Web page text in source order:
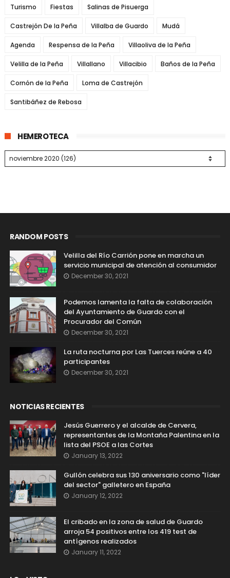
Turismo Fiestas Salinas de Pisuerga
Castrejón De la Peña Villalba de Guardo Mudá
Agenda Respensa de la Peña Villaoliva de la Peña
Velilla de la Peña Villallano Villacibio Baños de la Peña
Cornón de la Peña Loma de Castrejón
Santibáñez de Rebosa
HEMEROTECA
RANDOM POSTS
Velilla del Río Carrión pone en marcha un
servicio municipal de atención al consumidor
December 30, 2021
Podemos lamenta la falta de colaboración
del Ayuntamiento de Guardo con el
Procurador del Común
December 30, 2021
La ruta nocturna por Las Tuerces reúne a 40
participantes
December 30, 2021
NOTICIAS RECIENTES
Jesús Guerrero y el alcalde de Cervera,
representantes de la Montaña Palentina en la
lista del PSOE a las Cortes
January 13, 2022
Gullón celebra sus 130 aniversario como "líder
del sector" galletero en España
January 12, 2022
El cribado en la zona de salud de Guardo
arroja 54 positivos entre los 419 test de
antígenos realizados
January 11, 2022